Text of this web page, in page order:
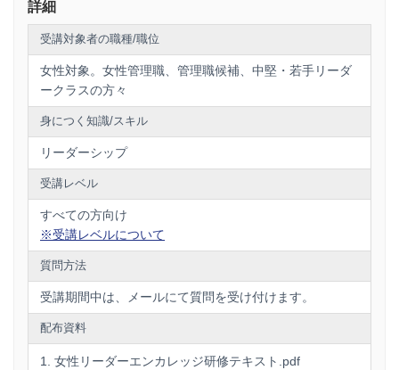
詳細
受講対象者の職種/職位
女性対象。女性管理職、管理職候補、中堅・若手リーダ
ークラスの方々
身につく知識/スキル
リーダーシップ
受講レベル
すべての方向け
※受講レベルについて
質問方法
受講期間中は、メールにて質問を受け付けます。
配布資料
女性リーダーエンカレッジ研修テキスト.pdf